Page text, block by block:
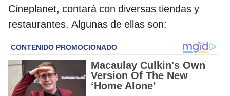
Cineplanet, contará con diversas tiendas y
restaurantes. Algunas de ellas son: